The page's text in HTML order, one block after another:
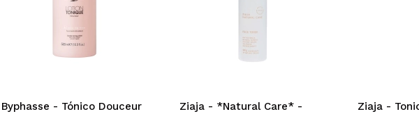
Byphasse - Tónico Douceur
Ziaja - *Natural Care* -
Ziaja -